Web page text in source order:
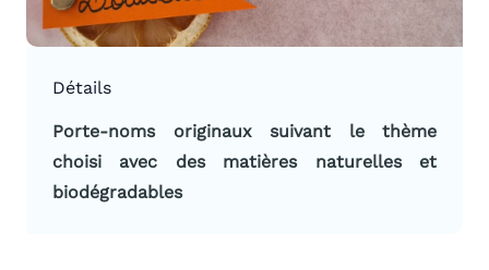
Détails
Porte-noms originaux suivant le thème
choisi avec des matières naturelles et
biodégradables